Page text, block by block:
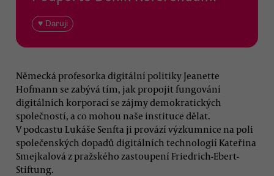
♥ Daruji
Německá profesorka digitální politiky Jeanette
Hofmann se zabývá tím, jak propojit fungování
digitálních korporací se zájmy demokratických
společností, a co mohou naše instituce dělat.
V podcastu Lukáše Senfta ji provází výzkumnice na poli
společenských dopadů digitálních technologií Kateřina
Smejkalová z pražského zastoupení Friedrich-Ebert-
Stiftung.